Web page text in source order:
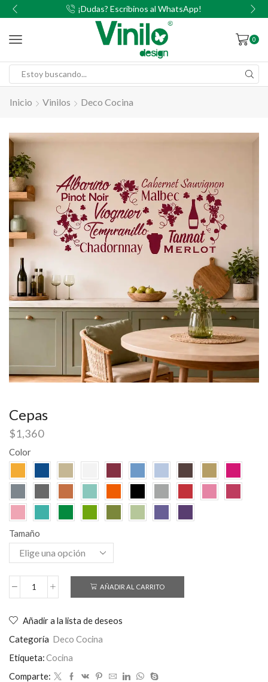
¡Dudas? Escribinos al WhatsApp!
0
Inicio Vinilos Deco Cocina
Cepas
$1,360
Color
Tamaño
AÑADIR AL CARRITO
Añadir a la lista de deseos
Categoría Deco Cocina
Etiqueta:Cocina
Comparte: